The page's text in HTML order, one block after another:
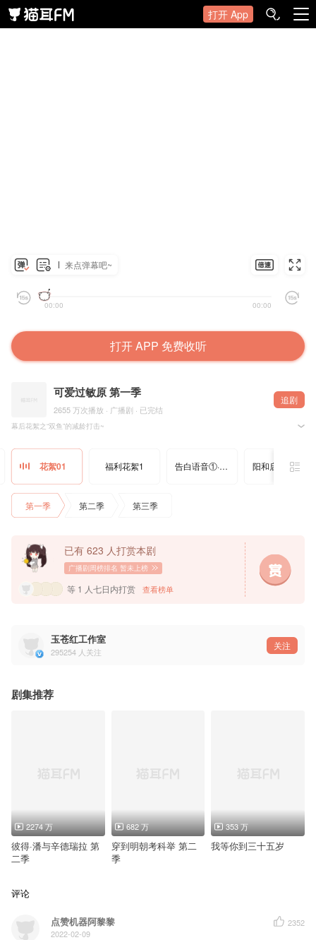
打开 App
来点弹幕吧~
00:00 00:00
打开 APP 免费收听
可爱过敏原 第一季
2655 万次播放 · 广播剧 · 已完结
追剧
幕后花絮之“双鱼”的减龄打击~
=本期花絮嘉宾=
配音导演：文靖渊@文靖渊肚子大大大大大
录 音 师：越越 @春山鲤
-------------------------
乐知时：锦鲤 @217锦鲤
=制作组=
花絮剪辑：浅栗@小西木_lue
封面设计：10 @气味野生定制
题 字：@做你永远的加菲
协助：伞伞
花絮01 福利花絮1 告白语音①·宋煜 阳和启蛰·限定菜单·宋煜
第一季 第二季 第三季
已有 623 人打赏本剧
广播剧周榜排名 暂未上榜
等 1 人七日内打赏 查看榜单
玉苍红工作室
295254 人关注
关注
剧集推荐
2274 万
彼得·潘与辛德瑞拉 第
二季
682 万
穿到明朝考科举 第二
季
353 万
我等你到三十五岁
评论
点赞机器阿黎黎
2022-02-09
2352